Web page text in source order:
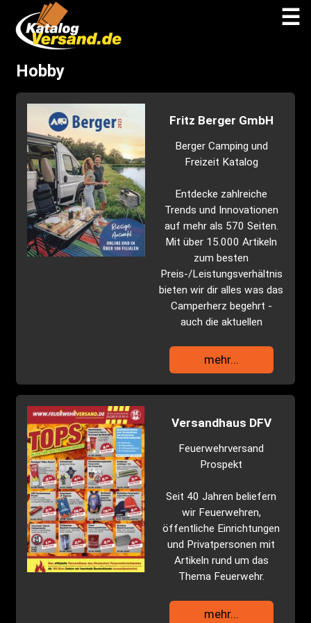
☰
Hobby
Fritz Berger GmbH
Berger Camping und
Freizeit Katalog
Entdecke zahlreiche
Trends und Innovationen
auf mehr als 570 Seiten.
Mit über 15.000 Artikeln
zum besten
Preis-/Leistungsverhältnis
bieten wir dir alles was das
Camperherz begehrt -
auch die aktuellen
mehr...
Versandhaus DFV
Feuerwehrversand
Prospekt
Seit 40 Jahren beliefern
wir Feuerwehren,
öffentliche Einrichtungen
und Privatpersonen mit
Artikeln rund um das
Thema Feuerwehr.
mehr...